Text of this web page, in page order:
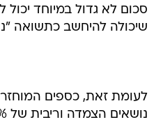
שיכולה להיחשב כתשואה
לעומת זאת, כספים